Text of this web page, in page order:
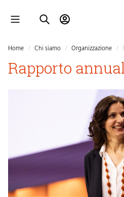
Home / Chi siamo / Organizzazione /
Rapporto